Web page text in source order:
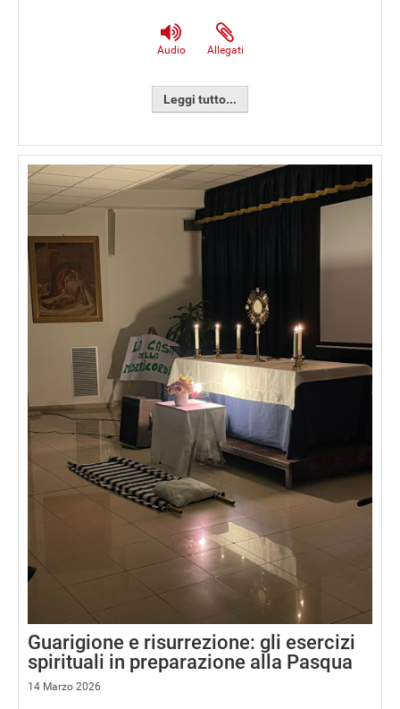
Audio Allegati
Leggi tutto...
Guarigione e risurrezione: gli esercizi
spirituali in preparazione alla Pasqua
14 Marzo 2026